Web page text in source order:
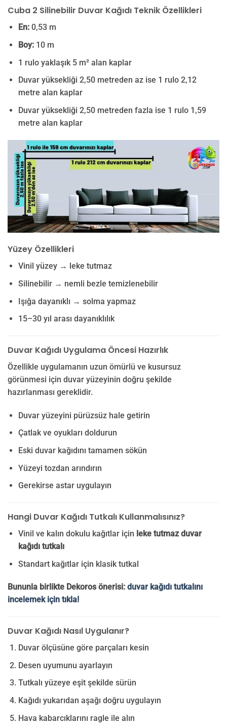
Cuba 2 Silinebilir Duvar Kağıdı Teknik Özellikleri
En:0,53 m
Boy:10 m
1 rulo yaklaşık 5 m² alan kaplar
Duvar yüksekliği 2,50 metreden az ise 1 rulo 2,12
metre alan kaplar
Duvar yüksekliği 2,50 metreden fazla ise 1 rulo 1,59
metre alan kaplar
Yüzey Özellikleri
Vinil yüzey → leke tutmaz
Silinebilir → nemli bezle temizlenebilir
Işığa dayanıklı → solma yapmaz
15–30 yıl arası dayanıklılık
Duvar Kağıdı Uygulama Öncesi Hazırlık
Özellikle uygulamanın uzun ömürlü ve kusursuz
görünmesi için duvar yüzeyinin doğru şekilde
hazırlanması gereklidir.
Duvar yüzeyini pürüzsüz hale getirin
Çatlak ve oyukları doldurun
Eski duvar kağıdını tamamen sökün
Yüzeyi tozdan arındırın
Gerekirse astar uygulayın
Hangi Duvar Kağıdı Tutkalı Kullanmalısınız?
Vinil ve kalın dokulu kağıtlar için leke tutmaz duvar
kağıdı tutkalı
Standart kağıtlar için klasik tutkal
Bununla birlikte Dekoros önerisi: duvar kağıdı tutkalını
incelemek için tıkla!
Duvar Kağıdı Nasıl Uygulanır?
Duvar ölçüsüne göre parçaları kesin
Desen uyumunu ayarlayın
Tutkalı yüzeye eşit şekilde sürün
Kağıdı yukarıdan aşağı doğru uygulayın
Hava kabarcıklarını ragle ile alın